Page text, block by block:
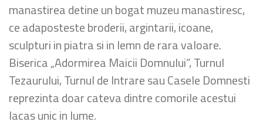
manastirea detine un bogat muzeu manastiresc,
ce adaposteste broderii, argintarii, icoane,
sculpturi in piatra si in lemn de rara valoare.
Biserica „Adormirea Maicii Domnului”, Turnul
Tezaurului, Turnul de Intrare sau Casele Domnesti
reprezinta doar cateva dintre comorile acestui
lacas unic in lume.